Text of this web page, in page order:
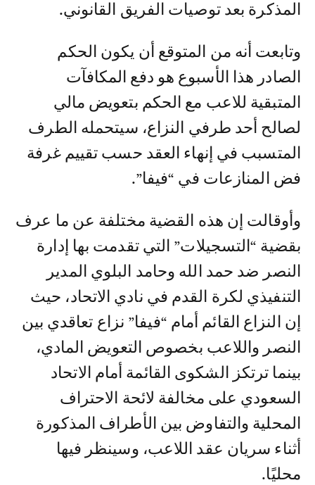
المذكرة بعد توصيات الفريق القانوني.
وتابعت أنه من المتوقع أن يكون الحكم
الصادر هذا الأسبوع هو دفع المكافآت
المتبقية للاعب مع الحكم بتعويض مالي
لصالح أحد طرفي النزاع، سيتحمله الطرف
المتسبب في إنهاء العقد حسب تقييم غرفة
فض المنازعات في “فيفا”.
وأوقالت إن هذه القضية مختلفة عن ما عرف
بقضية “التسجيلات” التي تقدمت بها إدارة
النصر ضد حمد الله وحامد البلوي المدير
التنفيذي لكرة القدم في نادي الاتحاد، حيث
إن النزاع القائم أمام “فيفا” نزاع تعاقدي بين
النصر واللاعب بخصوص التعويض المادي،
بينما ترتكز الشكوى القائمة أمام الاتحاد
السعودي على مخالفة لائحة الاحتراف
المحلية والتفاوض بين الأطراف المذكورة
أثناء سريان عقد اللاعب، وسينظر فيها
محليًا.